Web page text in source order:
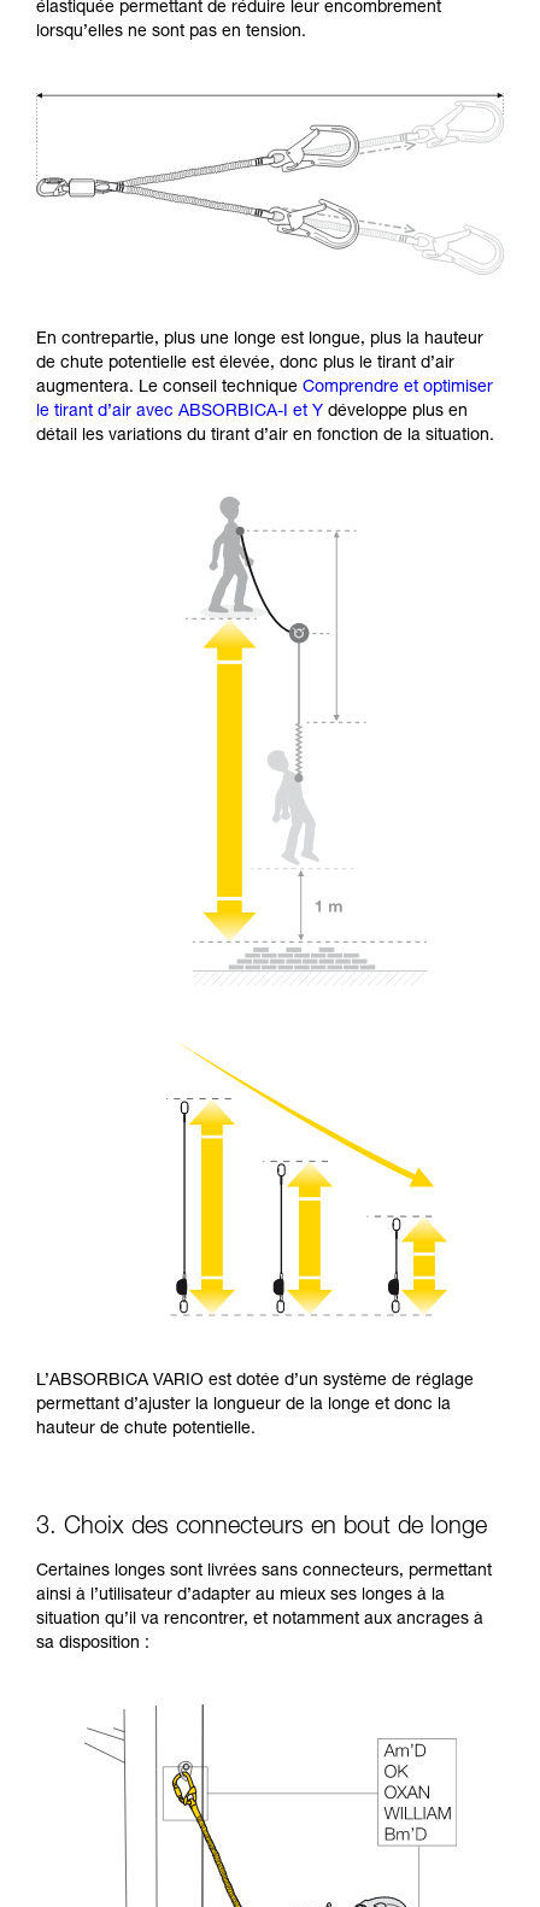
élastiquée permettant de réduire leur encombrement
lorsqu’elles ne sont pas en tension.
En contrepartie, plus une longe est longue, plus la hauteur
de chute potentielle est élevée, donc plus le tirant d’air
augmentera. Le conseil technique Comprendre et optimiser
le tirant d’air avec ABSORBICA-I et Y développe plus en
détail les variations du tirant d’air en fonction de la situation.
L’ABSORBICA VARIO est dotée d’un système de réglage
permettant d’ajuster la longueur de la longe et donc la
hauteur de chute potentielle.
3. Choix des connecteurs en bout de longe
Certaines longes sont livrées sans connecteurs, permettant
ainsi à l’utilisateur d’adapter au mieux ses longes à la
situation qu’il va rencontrer, et notamment aux ancrages à
sa disposition :